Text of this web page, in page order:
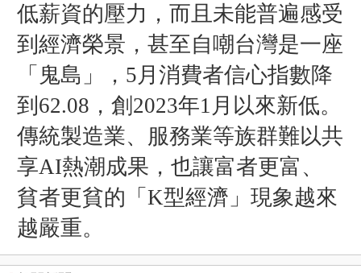
低薪資的壓力，而且未能普遍感受
到經濟榮景，甚至自嘲台灣是一座
「鬼島」，5月消費者信心指數降
到62.08，創2023年1月以來新低。
傳統製造業、服務業等族群難以共
享AI熱潮成果，也讓富者更富、
貧者更貧的「K型經濟」現象越來
越嚴重。